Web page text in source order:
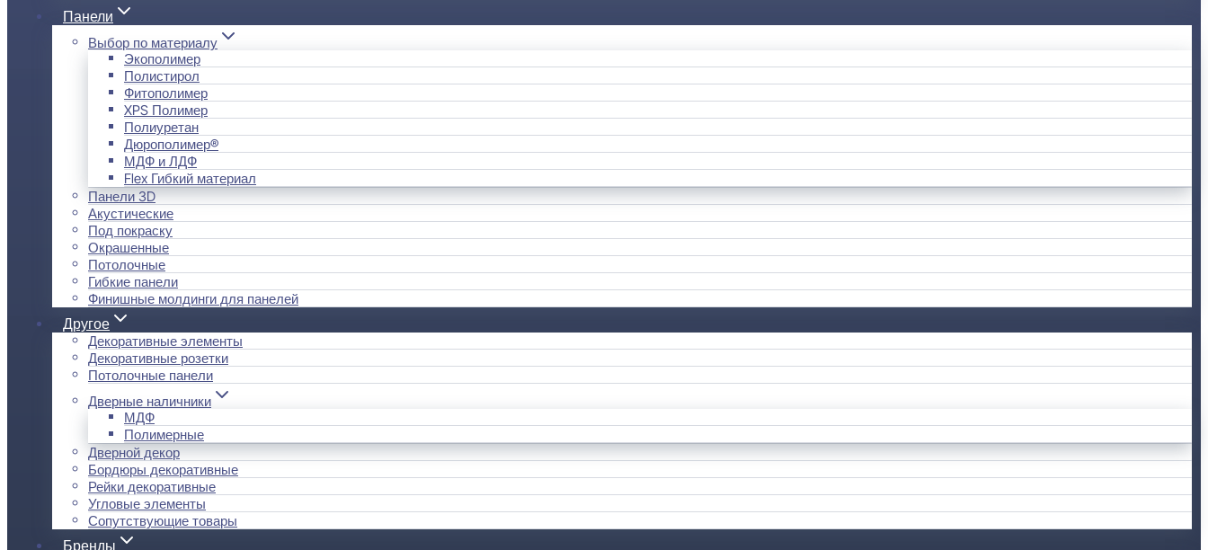
Панели
Выбор по материалу
Экополимер
Полистирол
Фитополимер
XPS Полимер
Полиуретан
Дюрополимер®
МДФ и ЛДФ
Flex Гибкий материал
Панели 3D
Акустические
Под покраску
Окрашенные
Потолочные
Гибкие панели
Финишные молдинги для панелей
Другое
Декоративные элементы
Декоративные розетки
Потолочные панели
Дверные наличники
МДФ
Полимерные
Дверной декор
Бордюры декоративные
Рейки декоративные
Угловые элементы
Сопутствующие товары
Бренды